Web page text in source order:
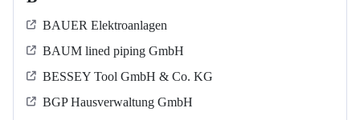
BAUER Elektroanlagen
BAUM lined piping GmbH
BESSEY Tool GmbH & Co. KG
BGP Hausverwaltung GmbH